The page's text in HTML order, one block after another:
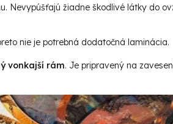
Nevypúšťajú žiadne škodlivé látky do
nie je potrebná dodatočná laminácia.
vonkajší rám. Je pripravený na